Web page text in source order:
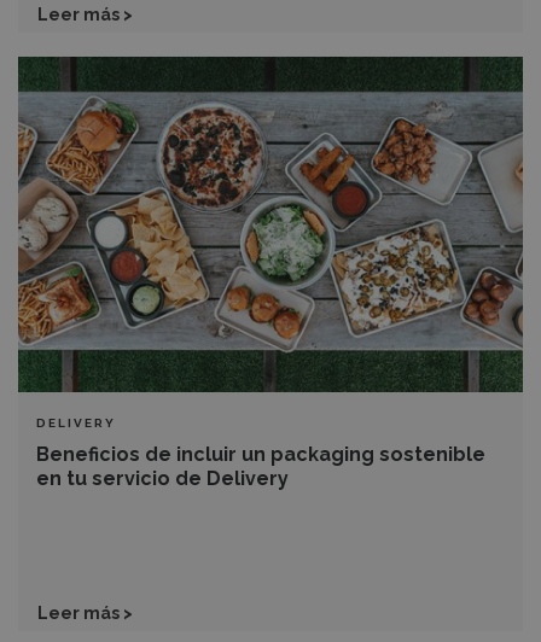
Leer más >
DELIVERY
Beneficios de incluir un packaging sostenible
en tu servicio de Delivery
Beneficios
de
incluir
un
packaging
sostenible
en
tu
servicio
de
Delivery
Leer más >